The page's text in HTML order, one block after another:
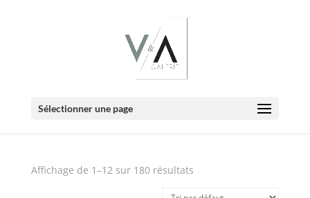
Sélectionner une page
E-Boutique
Affichage de 1–12 sur 180 résultats